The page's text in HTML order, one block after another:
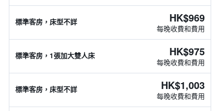
標準客房，床型不詳 HK$969
每晚收費和費用
標準客房，1張加大雙人床 HK$975
每晚收費和費用
標準客房，床型不詳 HK$1,003
每晚收費和費用